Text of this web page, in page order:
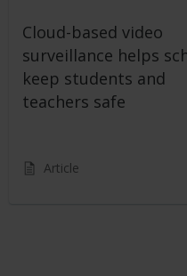
Cloud-based video
surveillance helps
keep students and
teachers safe
Article